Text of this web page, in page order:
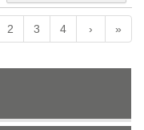
2 3 4 › »